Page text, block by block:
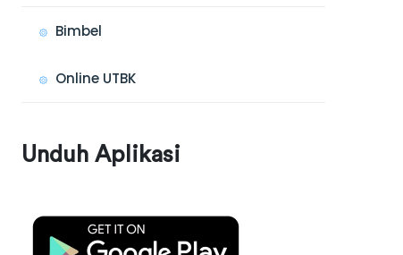
Bimbel
Online UTBK
Unduh Aplikasi